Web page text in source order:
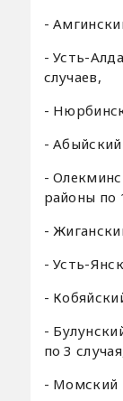
-
- Усть-
случаев,
-
- Абыйский
-
районы по
-
- Усть-
-
-
по 3
- Момский